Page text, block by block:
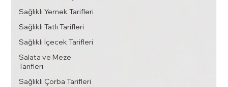
Sağlıklı Yemek Tarifleri
Sağlıklı Tatlı Tarifleri
Sağlıklı İçecek Tarifleri
Salata ve Meze
Tarifleri
Sağlıklı Çorba Tarifleri